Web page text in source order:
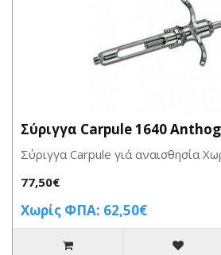
Σύριγγα Carpule 1640
Σύριγγα Carpule γιά αναισθησία
77,50€
Χωρίς ΦΠΑ: 62,50€